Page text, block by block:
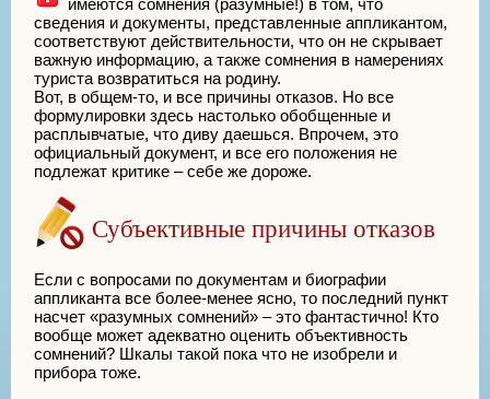
имеются сомнения (разумные!) в том, что
сведения и документы, представленные аппликантом,
соответствуют действительности, что он не скрывает
важную информацию, а также сомнения в намерениях
туриста возвратиться на родину.
Вот, в общем-то, и все причины отказов. Но все
формулировки здесь настолько обобщенные и
расплывчатые, что диву даешься. Впрочем, это
официальный документ, и все его положения не
подлежат критике – себе же дороже.
Субъективные причины отказов
Если с вопросами по документам и биографии
аппликанта все более-менее ясно, то последний пункт
насчет «разумных сомнений» – это фантастично! Кто
вообще может адекватно оценить объективность
сомнений? Шкалы такой пока что не изобрели и
прибора тоже.